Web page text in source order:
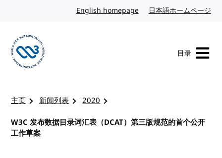
English homepage英文日本語ホームページ
目录
主页 新闻列表
2020
W3C 发布数据目录词汇表（DCAT）第三版规范的首个公开
工作草案